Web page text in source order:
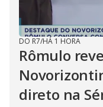
DO R7/HÁ 1 HORA
Rômulo
direto na